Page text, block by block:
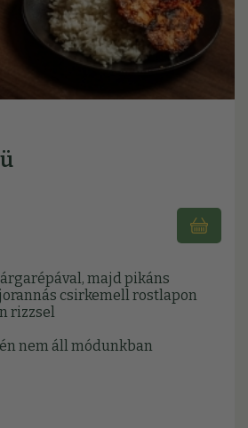
majd pikáns
csirkemell rostlapon
rizzsel
nem áll módunkban